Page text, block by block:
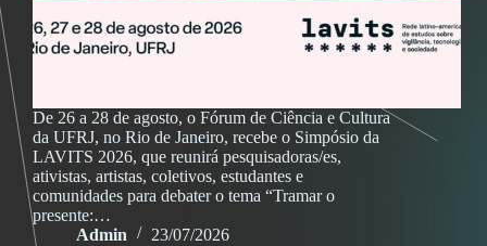
De 26 a 28 de agosto, o Fórum de Ciência e Cultura
da UFRJ, no Rio de Janeiro, recebe o Simpósio da
LAVITS 2026, que reunirá pesquisadoras/es,
ativistas, artistas, coletivos, estudantes e
comunidades para debater o tema “Tramar o
presente:…
Admin
23/07/2026